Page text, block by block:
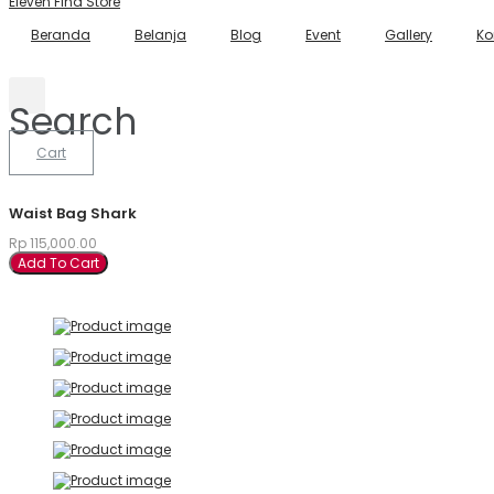
Beranda
Belanja Blog Event Gallery
Search
Cart
Waist Bag Shark
Rp115,000.00
Add To Cart